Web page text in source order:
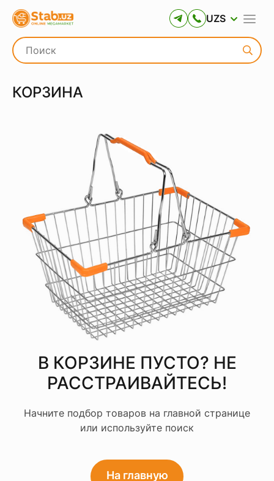
UZS
КОРЗИНА
В КОРЗИНЕ ПУСТО? НЕ
РАССТРАИВАЙТЕСЬ!
Начните подбор товаров на главной странице
или используйте поиск
На главную